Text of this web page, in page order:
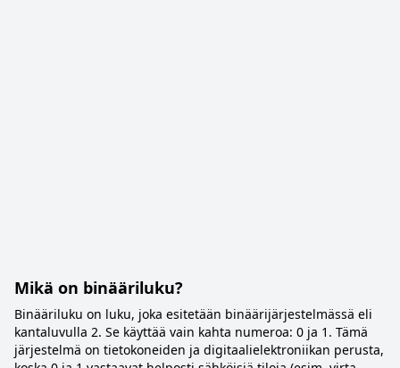
Mikä on binääriluku?
Binääriluku on luku, joka esitetään binäärijärjestelmässä eli
kantaluvulla 2. Se käyttää vain kahta numeroa: 0 ja 1. Tämä
järjestelmä on tietokoneiden ja digitaalielektroniikan perusta,